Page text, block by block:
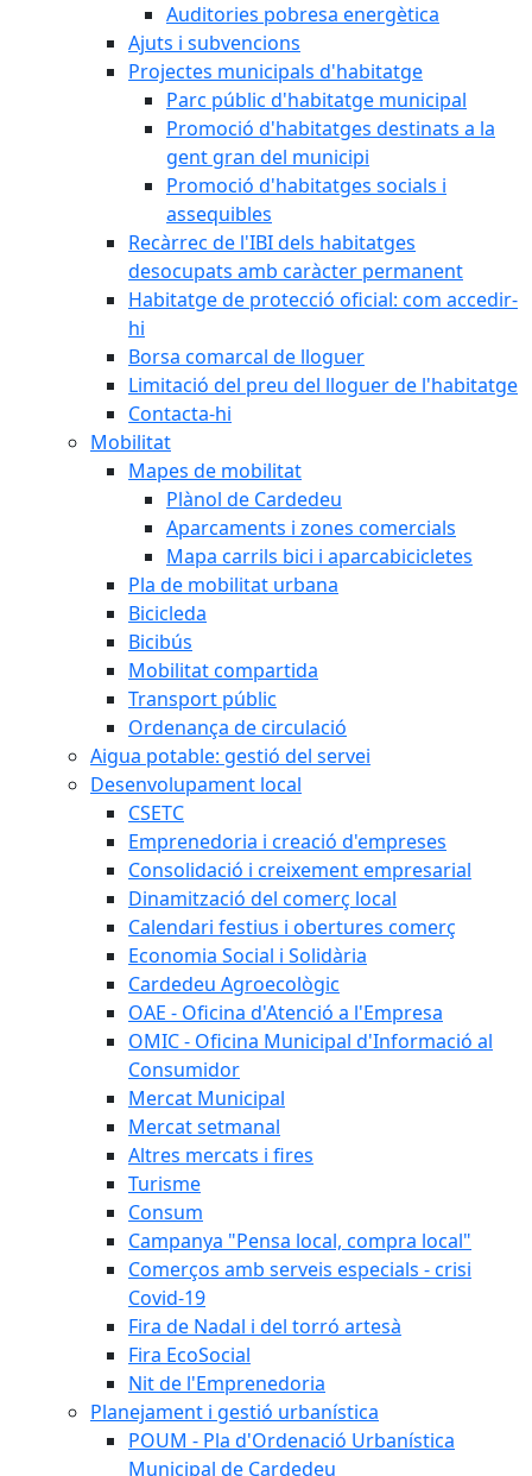
Auditories pobresa energètica
Ajuts i subvencions
Projectes municipals d'habitatge
Parc públic d'habitatge municipal
Promoció d'habitatges destinats a la
gent gran del municipi
Promoció d'habitatges socials i
assequibles
Recàrrec de l'IBI dels habitatges
desocupats amb caràcter permanent
Habitatge de protecció oficial: com accedir-
hi
Borsa comarcal de lloguer
Limitació del preu del lloguer de l'habitatge
Contacta-hi
Mobilitat
Mapes de mobilitat
Plànol de Cardedeu
Aparcaments i zones comercials
Mapa carrils bici i aparcabicicletes
Pla de mobilitat urbana
Bicicleda
Bicibús
Mobilitat compartida
Transport públic
Ordenança de circulació
Aigua potable: gestió del servei
Desenvolupament local
CSETC
Emprenedoria i creació d'empreses
Consolidació i creixement empresarial
Dinamització del comerç local
Calendari festius i obertures comerç
Economia Social i Solidària
Cardedeu Agroecològic
OAE - Oficina d'Atenció a l'Empresa
OMIC - Oficina Municipal d'Informació al
Consumidor
Mercat Municipal
Mercat setmanal
Altres mercats i fires
Turisme
Consum
Campanya "Pensa local, compra local"
Comerços amb serveis especials - crisi
Covid-19
Fira de Nadal i del torró artesà
Fira EcoSocial
Nit de l'Emprenedoria
Planejament i gestió urbanística
POUM - Pla d'Ordenació Urbanística
Municipal de Cardedeu